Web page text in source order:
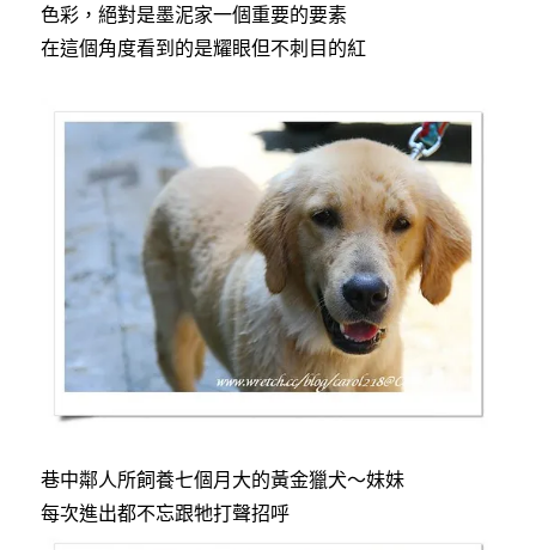
色彩，絕對是墨泥家一個重要的要素
在這個角度看到的是耀眼但不刺目的紅
巷中鄰人所飼養七個月大的黃金獵犬～妹妹
每次進出都不忘跟牠打聲招呼